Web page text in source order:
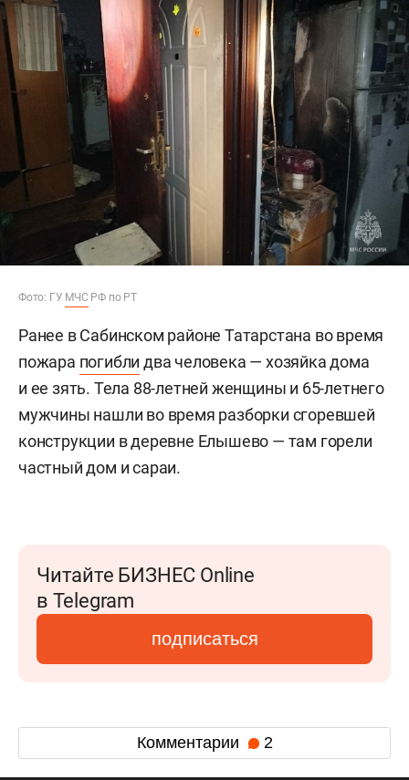
Фото: ГУ МЧС РФ по РТ
Ранее в Сабинском районе Татарстана во время
пожара погибли два человека — хозяйка дома
и ее зять. Тела 88-летней женщины и 65-летнего
мужчины нашли во время разборки сгоревшей
конструкции в деревне Елышево — там горели
частный дом и сараи.
Читайте БИЗНЕС Online
в Telegram
подписаться
Комментарии 2